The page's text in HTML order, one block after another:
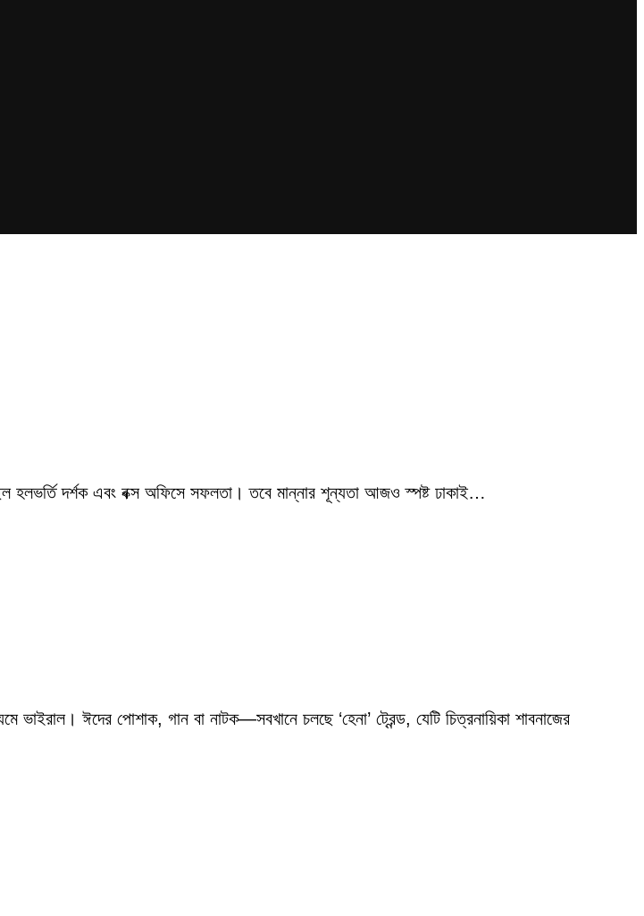
হলভর্তি দর্শক এবং বক্স অফিসে সফলতা। তবে মান্নার শূন্যতা আজও স্পষ্ট ঢাকাই…
ভাইরাল। ঈদের পোশাক, গান বা নাটক—সবখানে চলছে ‘হেনা’ ট্রেন্ড, যেটি চিত্রনায়িকা শাবনাজের